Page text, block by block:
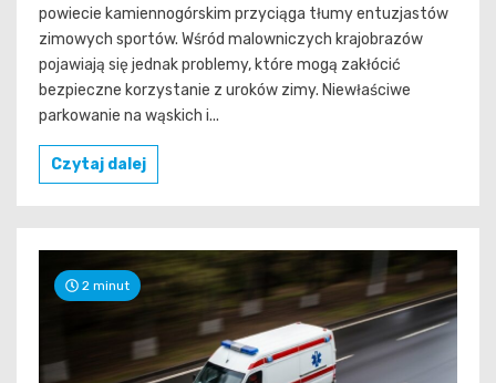
powiecie kamiennogórskim przyciąga tłumy entuzjastów
zimowych sportów. Wśród malowniczych krajobrazów
pojawiają się jednak problemy, które mogą zakłócić
bezpieczne korzystanie z uroków zimy. Niewłaściwe
parkowanie na wąskich i...
Czytaj dalej
2 minut